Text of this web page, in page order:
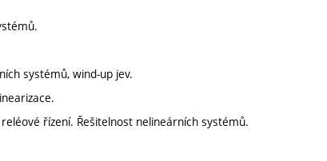
systémů, wind-up jev.
řízení. Řešitelnost nelineárních systémů.